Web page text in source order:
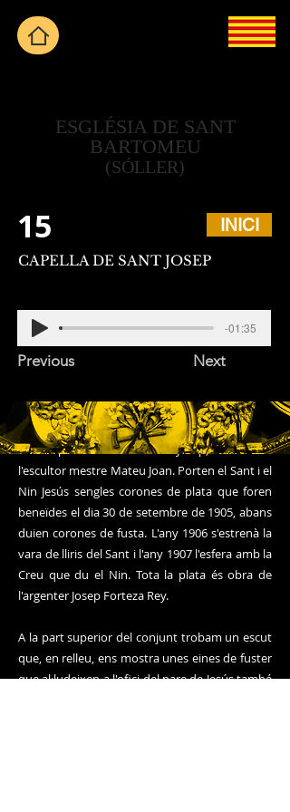
ESGLÉSIA DE SANT
BARTOMEU
(SÓLLER)
15 INICI
CAPELLA DE SANT JOSEP
-01:35
Previous Next
Ens trobem a la capella de Sant Josep. Presidint
un retaule barroc del segle XVIII podem veure
la talla policromada de Sant Josep, és obra de
l'escultor mestre Mateu Joan. Porten el Sant i el
Nin Jesús sengles corones de plata que foren
beneïdes el dia 30 de setembre de 1905, abans
duien corones de fusta. L'any 1906 s'estrenà la
vara de lliris del Sant i l'any 1907 l'esfera amb la
Creu que du el Nin. Tota la plata és obra de
l'argenter Josep Forteza Rey.
A la part superior del conjunt trobam un escut
que, en relleu, ens mostra unes eines de fuster
que al·ludeixen a l'ofici del pare de Jesús també